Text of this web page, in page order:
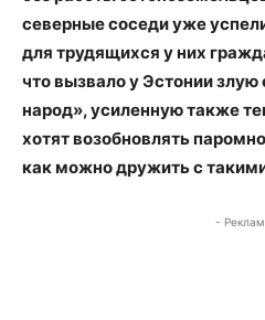
северные соседи уже
для трудящихся у них
что вызвало у Эстонии злую
народ», усиленную также
хотят возобновлять
как можно дружить с
-